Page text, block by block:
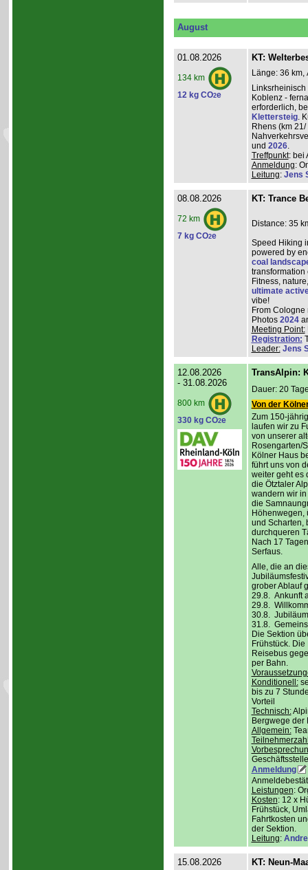
August
01.08.2026
134 km
12 kg CO2e
KT:
Länge: 36 km,
Koblenz -
erforderlich,
Klettersteig.
Rhens (km
und 2026.
Treffpunkt: bei
Anmeldung:
Leitung: Jens
08.08.2026
72 km
7 kg CO2e
KT: Trance
Distance: 35
Speed Hiking
powered by
coal
transformation
Fitness,
ultimate
vibe!
From
Photos 2024
Meeting Point:
Registration:
Leader: Jens
12.08.2026
- 31.08.2026
800 km
330 kg CO2e
TransAlpin:
Dauer: 20
Von der
Zum 150-
laufen wir zu
von unserer
Rosengarten/
Kölner Haus
führt uns von
weiter geht es
die Ötztaler
wandern wir
die
Höhenwegen,
und Scharten,
durchqueren
Nach 17
Serfaus.
Alle, die an
grober Ablauf
29.8. Ankunft
29.8.
30.8.
31.8.
Die Sektion
Frühstück.
Reisebus
per Bahn.
Konditionell:
bis zu 7
Vorteil
Technisch:
Bergwege
Allgemein:
Anmeldung
Leistungen:
Kosten: 12 x
Frühstück,
Fahrtkosten
der Sektion.
Leitung:
15.08.2026 KT: Neun-